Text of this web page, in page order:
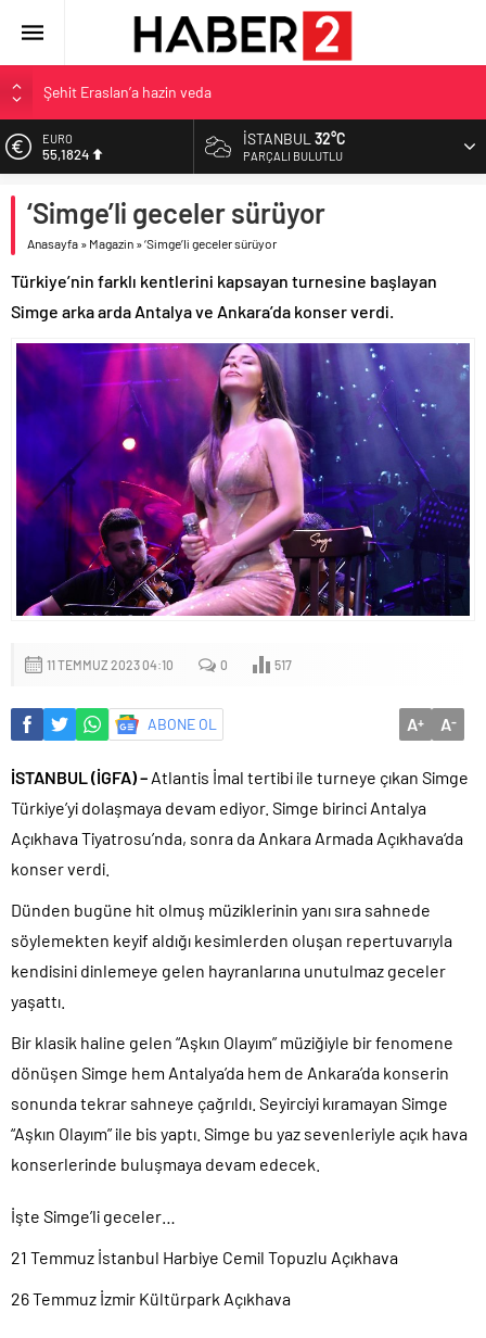
Şehit Eraslan’a hazin veda
Toprak Razgatlıoğlu Çekya’da ikinci oldu
Malatya’da Bakırcılar Çarşısı’na ilk kazma
İzmit Belediyesi’nden Tepeköy’de asfalt mesaisi
EURO
55,1824
6.662,10
BİST
47,6954
İSTANBUL32°C
PARÇALI BULUTLU
‘Simge’li geceler sürüyor
Anasayfa » Magazin »‘Simge’li geceler sürüyor
Türkiye’nin farklı kentlerini kapsayan turnesine başlayan
Simge arka arda Antalya ve Ankara’da konser verdi.
11 TEMMUZ 2023 04:10 0 517
ABONE OL A+ A-
İSTANBUL (İGFA) – Atlantis İmal tertibi ile turneye çıkan Simge
Türkiye’yi dolaşmaya devam ediyor. Simge birinci Antalya
Açıkhava Tiyatrosu’nda, sonra da Ankara Armada Açıkhava‘da
konser verdi.
Dünden bugüne hit olmuş müziklerinin yanı sıra sahnede
söylemekten keyif aldığı kesimlerden oluşan repertuvarıyla
kendisini dinlemeye gelen hayranlarına unutulmaz geceler
yaşattı.
Bir klasik haline gelen “Aşkın Olayım” müziğiyle bir fenomene
dönüşen Simge hem Antalya’da hem de Ankara’da konserin
sonunda tekrar sahneye çağrıldı. Seyirciyi kıramayan Simge
“Aşkın Olayım” ile bis yaptı. Simge bu yaz sevenleriyle açık hava
konserlerinde buluşmaya devam edecek.
İşte Simge’li geceler…
21 Temmuz İstanbul Harbiye Cemil Topuzlu Açıkhava
26 Temmuz İzmir Kültürpark Açıkhava